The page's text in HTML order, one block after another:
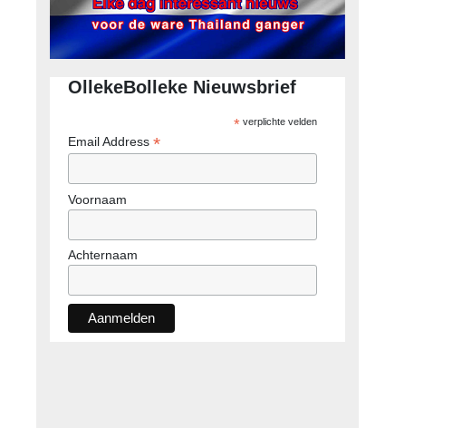
OllekeBolleke Nieuwsbrief
*verplichte velden
Email Address *
Voornaam
Achternaam